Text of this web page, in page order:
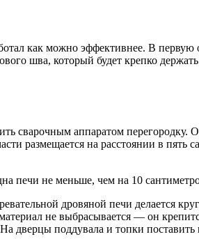
как можно эффективнее. В
шва, который будет крепко
сварочным аппаратом
размещается на расстоянии в пять
не меньше, чем на 10
дровяной печи делается
не выбрасывается — он
дверцы поддувала и топки